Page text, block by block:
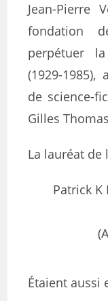
Jean-Pierre
fondation
perpétuer
(1929-
de science-
Gilles
La lauréat de
Patrick
Étaient aussi